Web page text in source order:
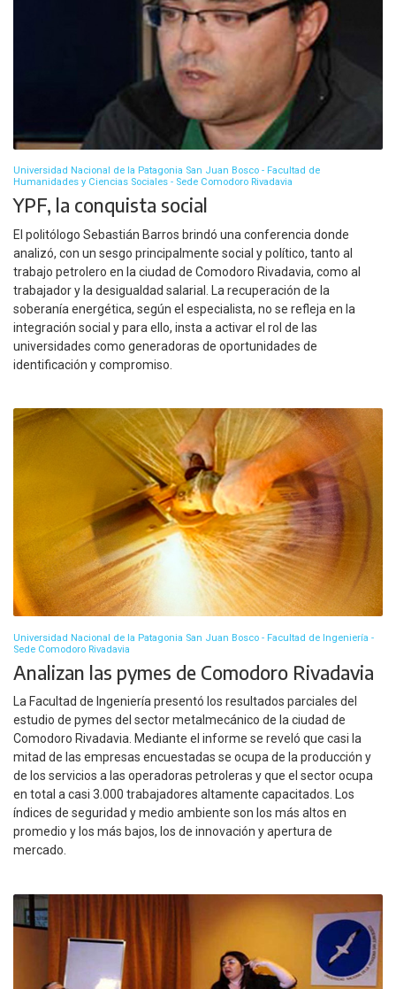
Universidad Nacional de la Patagonia San Juan Bosco - Facultad de
Humanidades y Ciencias Sociales - Sede Comodoro Rivadavia
YPF, la conquista social
El politólogo Sebastián Barros brindó una conferencia donde
analizó, con un sesgo principalmente social y político, tanto al
trabajo petrolero en la ciudad de Comodoro Rivadavia, como al
trabajador y la desigualdad salarial. La recuperación de la
soberanía energética, según el especialista, no se refleja en la
integración social y para ello, insta a activar el rol de las
universidades como generadoras de oportunidades de
identificación y compromiso.
Universidad Nacional de la Patagonia San Juan Bosco - Facultad de Ingeniería -
Sede Comodoro Rivadavia
Analizan las pymes de Comodoro Rivadavia
La Facultad de Ingeniería presentó los resultados parciales del
estudio de pymes del sector metalmecánico de la ciudad de
Comodoro Rivadavia. Mediante el informe se reveló que casi la
mitad de las empresas encuestadas se ocupa de la producción y
de los servicios a las operadoras petroleras y que el sector ocupa
en total a casi 3.000 trabajadores altamente capacitados. Los
índices de seguridad y medio ambiente son los más altos en
promedio y los más bajos, los de innovación y apertura de
mercado.